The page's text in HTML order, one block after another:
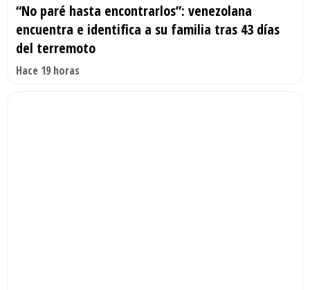
“No paré hasta encontrarlos”: venezolana
encuentra e identifica a su familia tras 43 días
del terremoto
Hace 19 horas